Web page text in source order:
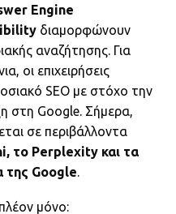
Engine
διαμορφώνουν
αναζήτησης. Για
οι επιχειρήσεις
SEO με στόχο την
στη Google. Σήμερα,
σε περιβάλλοντα
το Perplexity και τα
Google.
μόνο: